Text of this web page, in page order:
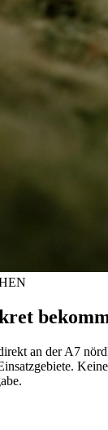
an der A7